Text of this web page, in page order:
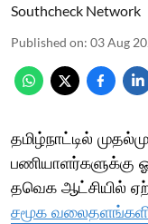
Southcheck Network
Published on: 03 Aug
தமிழ்நாட்டில்
பணியாளர்களுக்கு
தவெக ஆட்சியில்
சமூக